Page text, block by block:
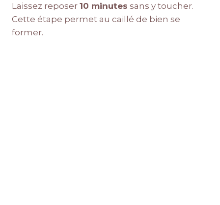
Laissez reposer 10 minutes sans y toucher.
Cette étape permet au caillé de bien se
former.